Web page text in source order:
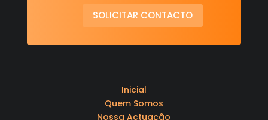
SOLICITAR CONTACTO
Inicial
Quem Somos
Nossa Actuação